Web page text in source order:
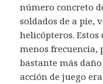
número concreto
soldados de a pie,
helicópteros.
menos frecuencia,
bastante más
acción de juego